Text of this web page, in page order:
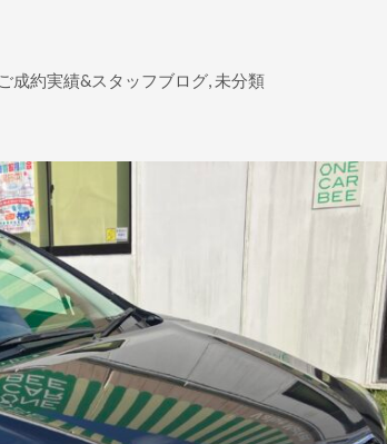
ご成約実績&スタッフブログ, 未分類